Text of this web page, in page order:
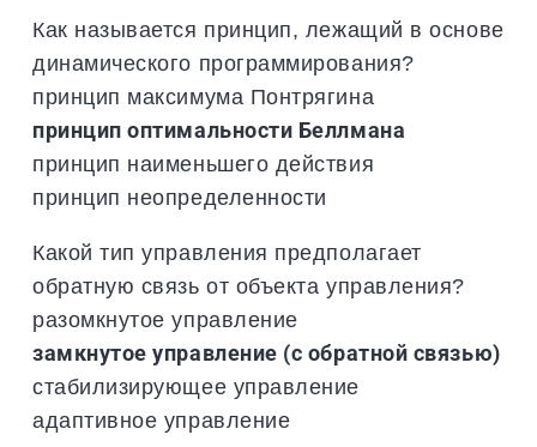
Как называется принцип, лежащий в основе
динамического программирования?
принцип максимума Понтрягина
принцип оптимальности Беллмана
принцип наименьшего действия
принцип неопределенности
Какой тип управления предполагает
обратную связь от объекта управления?
разомкнутое управление
замкнутое управление (с обратной связью)
стабилизирующее управление
адаптивное управление